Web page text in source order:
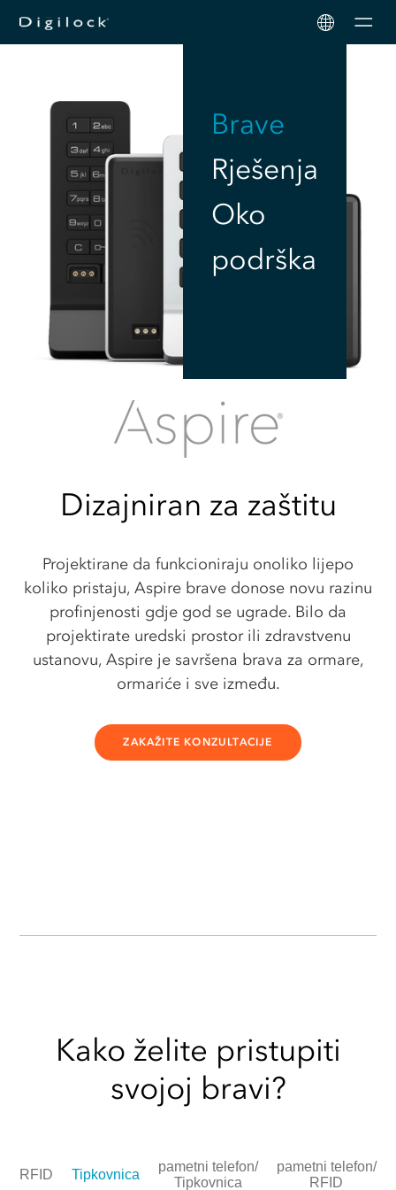
Brave
Rješenja
Oko
podrška
Dizajniran za zaštitu
Projektirane da funkcioniraju onoliko lijepo
koliko pristaju, Aspire brave donose novu razinu
profinjenosti gdje god se ugrade. Bilo da
projektirate uredski prostor ili zdravstvenu
ustanovu, Aspire je savršena brava za ormare,
ormariće i sve između.
ZAKAŽITE KONZULTACIJE
Kako želite pristupiti
svojoj bravi?
RFID Tipkovnica
pametni telefon/
Tipkovnica
pametni telefon/
RFID